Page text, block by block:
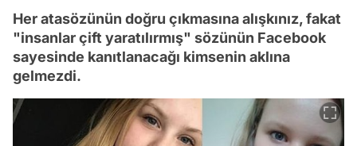
Her atasözünün doğru çıkmasına alışkınız, fakat
"insanlar çift yaratılırmış" sözünün Facebook
sayesinde kanıtlanacağı kimsenin aklına
gelmezdi.